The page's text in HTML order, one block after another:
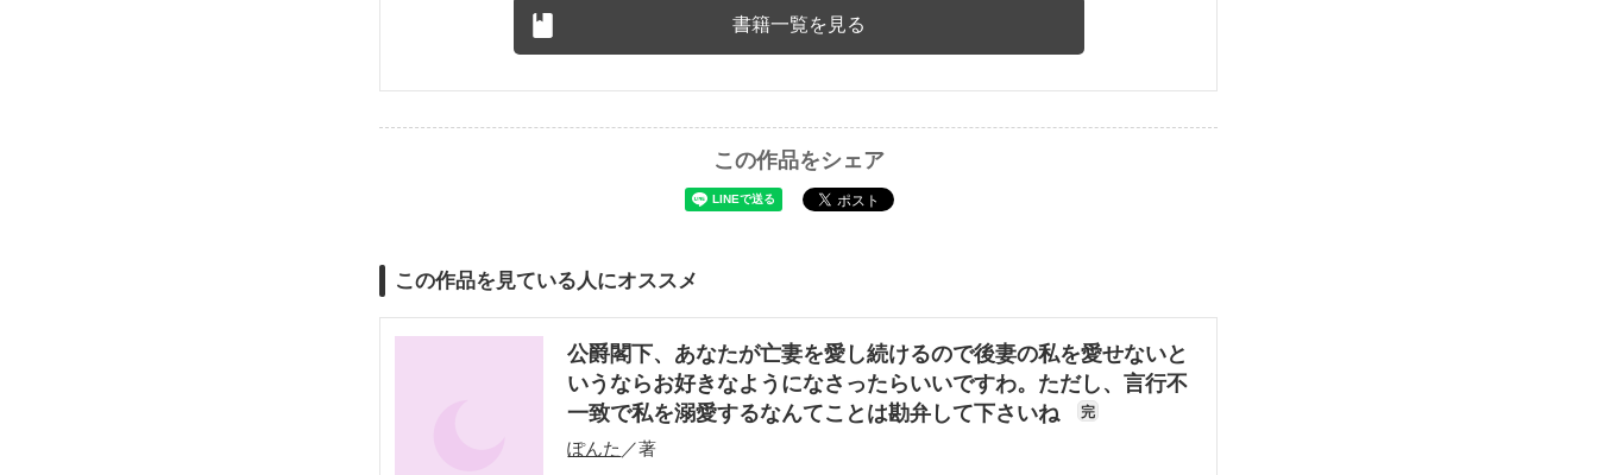
書籍一覧を見る
この作品をシェア
この作品を見ている人にオススメ
公爵閣下、あなたが亡妻を愛し続けるので後妻の私を愛せないと
いうならお好きなようになさったらいいですわ。ただし、言行不
一致で私を溺愛するなんてことは勘弁して下さいね
完
ぽんた ／著